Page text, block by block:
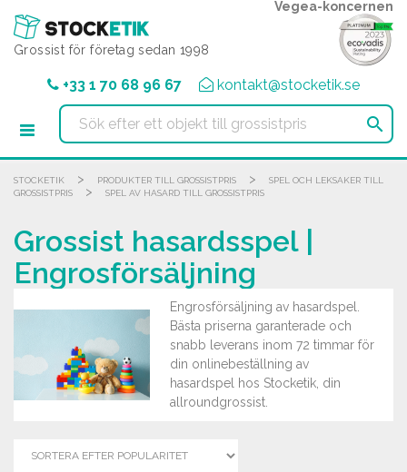
Grossist för företag sedan 1998
Vegea-koncernen
+33 1 70 68 96 67 kontakt@stocketik.se

STOCKETIK > PRODUKTER TILL GROSSISTPRIS >
SPEL OCH LEKSAKER TILL
GROSSISTPRIS
> SPEL AV HASARD TILL GROSSISTPRIS
Grossist hasardsspel |
Engrosförsäljning
Engrosförsäljning av hasardspel.
Bästa priserna garanterade och
snabb leverans inom 72 timmar för
din onlinebeställning av
hasardspel hos Stocketik, din
allroundgrossist.